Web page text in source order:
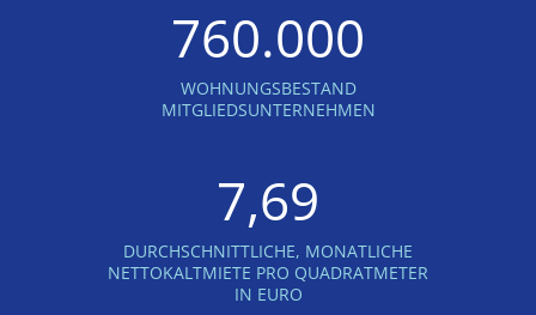
760.000
WOHNUNGSBESTAND
MITGLIEDSUNTERNEHMEN
7,69
DURCHSCHNITTLICHE, MONATLICHE
NETTOKALTMIETE PRO QUADRATMETER
IN EURO